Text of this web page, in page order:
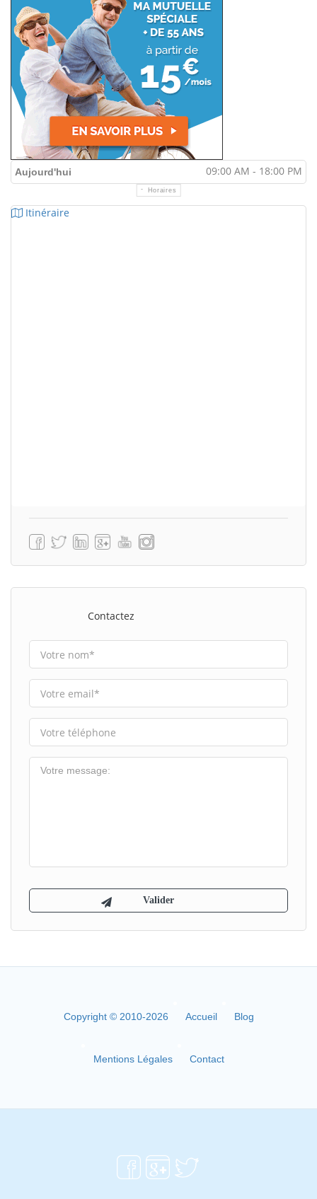
Aujourd'hui 09:00 AM - 18:00 PM
Horaires
Itinéraire
Contactez
Copyright © 2010-2026 Accueil Blog
Mentions Légales Contact